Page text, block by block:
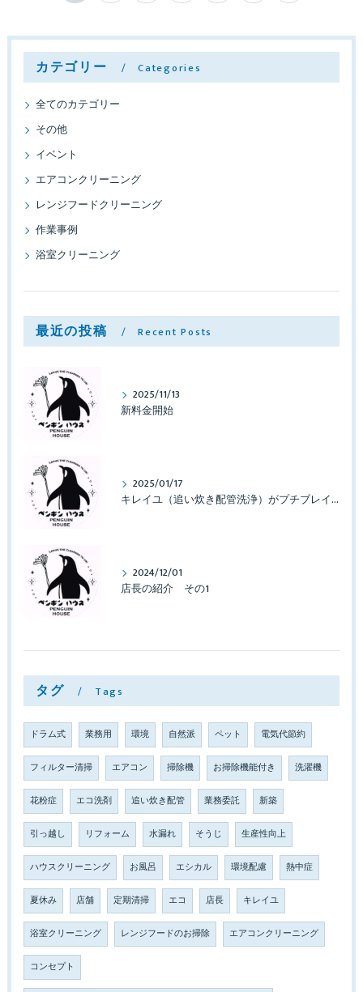
カテゴリー Categories
全てのカテゴリー
その他
イベント
エアコンクリーニング
レンジフードクリーニング
作業事例
浴室クリーニング
最近の投稿 Recent Posts
2025/11/13
新料金開始
2025/01/17
キレイユ（追い炊き配管洗浄）がプチブレイクしております
2024/12/01
店長の紹介 その1
タグ Tags
ドラム式 業務用 環境 自然派 ペット 電気代節約
フィルター清掃 エアコン 掃除機 お掃除機能付き 洗濯機
花粉症 エコ洗剤 追い炊き配管 業務委託 新築
引っ越し リフォーム 水漏れ そうじ 生産性向上
ハウスクリーニング お風呂 エシカル 環境配慮 熱中症
夏休み 店舗 定期清掃 エコ 店長 キレイユ
浴室クリーニング レンジフードのお掃除 エアコンクリーニング
コンセプト